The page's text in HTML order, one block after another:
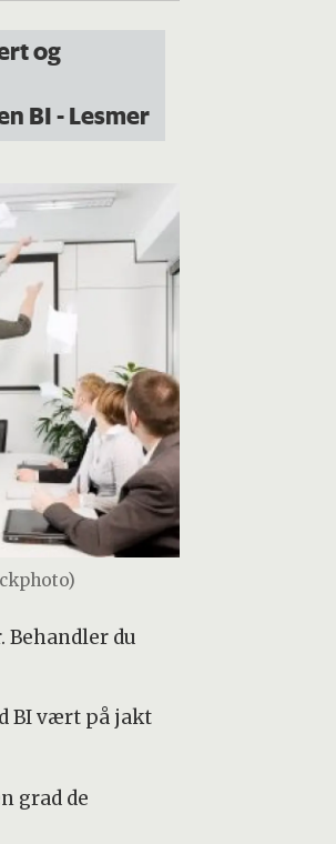
og
BI -Lesmer
du
BI vært på jakt
grad de